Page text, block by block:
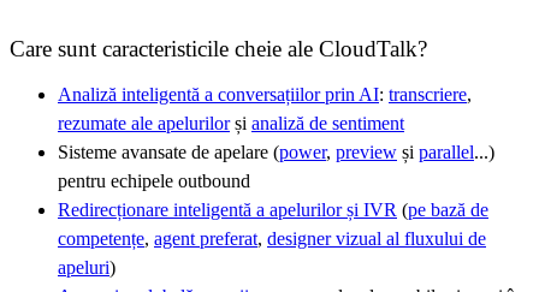
Care sunt caracteristicile cheie ale CloudTalk?
Analiză inteligentă a conversațiilor prin AI: transcriere,
rezumate ale apelurilorși analiză de sentiment
Sisteme avansate de apelare (power, preview și parallel...)
pentru echipele outbound
Redirecționare inteligentă a apelurilor și IVR (pe bază de
competențe, agent preferat, designer vizual al fluxului de
apeluri)